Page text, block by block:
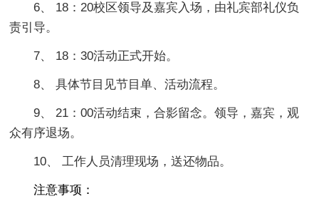
6、 18：20校区领导及嘉宾入场，由礼宾部礼仪负
责引导。
7、 18：30活动正式开始。
8、 具体节目见节目单、活动流程。
9、 21：00活动结束，合影留念。领导，嘉宾，观
众有序退场。
10、 工作人员清理现场，送还物品。
注意事项：